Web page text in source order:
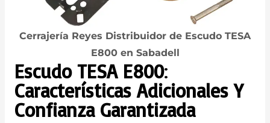
Cerrajería Reyes Distribuidor de Escudo TESA
E800 en Sabadell
Escudo TESA E800:
Características Adicionales Y
Confianza Garantizada